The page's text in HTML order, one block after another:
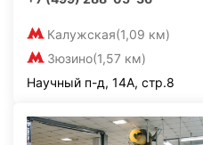
Калужская(1,09 км)
Зюзино(1,57 км)
Научный п-д, 14А, стр.8